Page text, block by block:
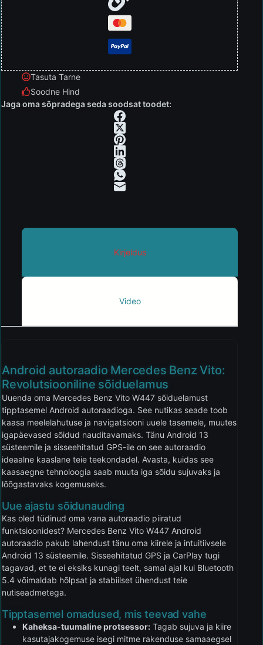
Tasuta Tarne
Soodne Hind
Jaga oma sõpradega seda soodsat toodet:
Kirjeldus
Video
Android autoraadio Mercedes Benz Vito:
Revolutsiooniline sõiduelamus
Uuenda oma Mercedes Benz Vito W447 sõiduelamust
tipptasemel Android autoraadioga. See nutikas seade toob
kaasa meelelahutuse ja navigatsiooni uuele tasemele, muutes
igapäevased sõidud nauditavamaks. Tänu Android 13
süsteemile ja sisseehitatud GPS-ile on see autoraadio
ideaalne kaaslane teie teekondadel. Avasta, kuidas see
kaasaegne tehnoloogia saab muuta iga sõidu sujuvaks ja
lõõgastavaks kogemuseks.
Uue ajastu sõidunauding
Kas oled tüdinud oma vana autoraadio piiratud
funktsioonidest? Mercedes Benz Vito W447 Android
autoraadio pakub lahendust tänu oma kiirele ja intuitiivsele
Android 13 süsteemile. Sisseehitatud GPS ja CarPlay tugi
tagavad, et te ei eksiks kunagi teelt, samal ajal kui Bluetooth
5.4 võimaldab hõlpsat ja stabiilset ühendust teie
nutiseadmetega.
Tipptasemel omadused, mis teevad vahe
Kaheksa-tuumaline protsessor: Tagab sujuva ja kiire
kasutajakogemuse isegi mitme rakenduse samaaegsel